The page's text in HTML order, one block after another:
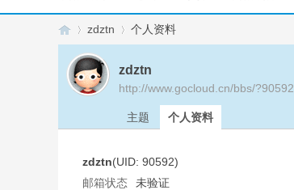
zdztn 个人资料
zdztn
http://www.gocloud.cn/bbs/?90592
主题 个人资料
zdztn(UID: 90592)
邮箱状态
未验证